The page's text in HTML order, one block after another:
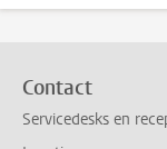
Contact
Servicedesks en